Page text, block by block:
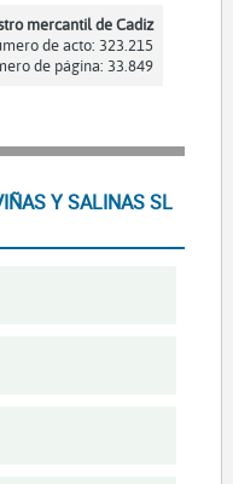
mercantil de Cadiz
de acto: 323.215
de página: 33.849
Y SALINAS SL